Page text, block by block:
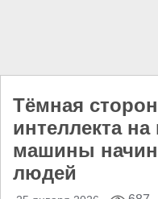
Тёмная
интеллекта
машины
людей